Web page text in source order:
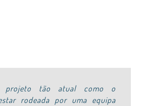
projeto tão atual como o
rodeada por uma equipa